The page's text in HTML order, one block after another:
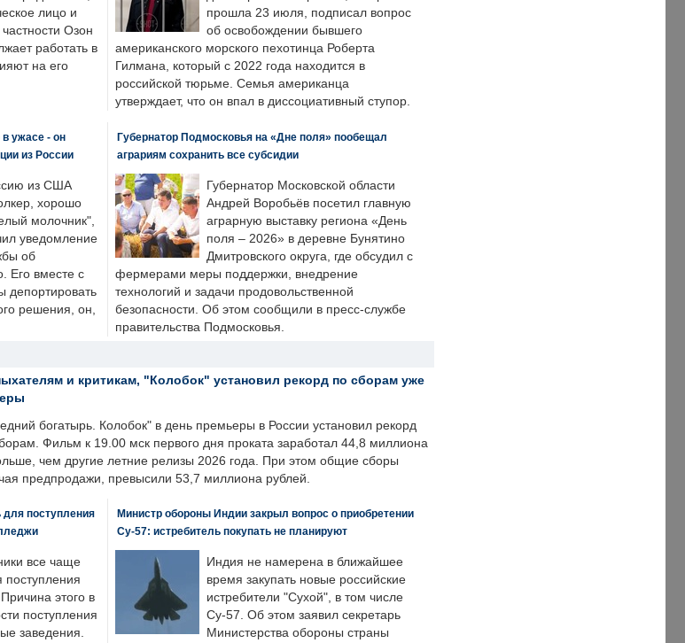
лицо и
Озон
работать в
на его
прошла 23 июля, подписал вопрос
об освобождении бывшего
американского морского пехотинца Роберта
Гилмана, который с 2022 года находится в
российской тюрьме. Семья американца
утверждает, что он впал в диссоциативный ступор.
ужасе - он
из России
из США
хорошо
молочник",
уведомление
об
Его вместе с
депортировать
решения, он,
Губернатор Подмосковья на «Дне поля» пообещал
аграриям сохранить все субсидии
Губернатор Московской области
Андрей Воробьёв посетил главную
аграрную выставку региона «День
поля – 2026» в деревне Бунятино
Дмитровского округа, где обсудил с
фермерами меры поддержки, внедрение
технологий и задачи продовольственной
безопасности. Об этом сообщили в пресс-службе
правительства Подмосковья.
и критикам, "Колобок" установил рекорд по сборам уже
богатырь. Колобок" в день премьеры в России установил рекорд
Фильм к 19.00 мск первого дня проката заработал 44,8 миллиона
чем другие летние релизы 2026 года. При этом общие сборы
предпродажи, превысили 53,7 миллиона рублей.
поступления
все чаще
поступления
этого в
поступления
заведения.
Министр обороны Индии закрыл вопрос о приобретении
Су-57: истребитель покупать не планируют
Индия не намерена в ближайшее
время закупать новые российские
истребители "Сухой", в том числе
Су-57. Об этом заявил секретарь
Министерства обороны страны